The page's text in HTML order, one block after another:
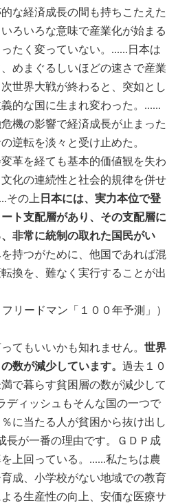
な経済成長の間も持ちこたえた
ろいろな意味で産業化が始まる
たく変っていない。......日本は
めまぐるしいほどの速さで産業
世界大戦が終わると、突如とし
的な国に生まれ変わった。......
機の影響で経済成長が止まった
逆転を淡々と受け止めた。
革を経ても基本的価値観を失わ
化の連続性と社会的規律を併せ
その上 日本には、実力本位で登
ト支配層があり、その支配層に
非常に統制の取れた国民がい
持つがために、他国であれば混
換を、難なく実行することが出
フリードマン「１００年予測」）
ってもいいかも知れません。世界
数が減少しています。過去１０
で暮らす貧困層の数が減少して
ディッシュもそんな国の一つで
に当たる人が貧困から抜け出し
長が一番の理由です。ＧＤＰ成
上回っている。......私たちは農
成、小学校がない地域での教育
る生産性の向上、安価な医療サ